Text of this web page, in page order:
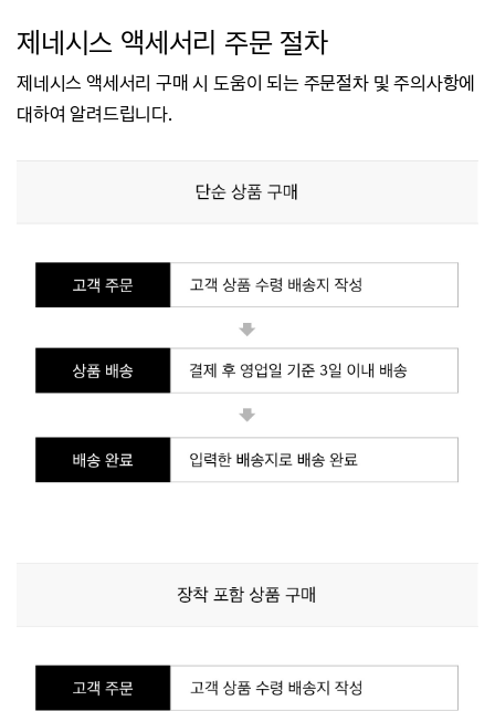
제 네시스 액세서리 주문 절차
제네시스 액세서리 구매 시 도움이 되는 주문절차 및 주의사항에
대하여 알려드립니다.